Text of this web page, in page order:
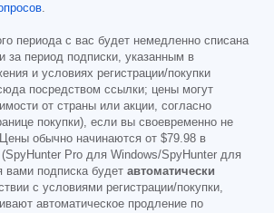
.
периода с вас будет немедленно списана
за период подписки, указанным в
и условиях регистрации/покупки
посредством ссылки; цены могут
от страны или акции, согласно
покупки), если вы своевременно не
обычно начинаются от $79.98 в
Pro для Windows/SpyHunter для
вами подписка будет автоматически
с условиями регистрации/покупки,
автоматическое продление по